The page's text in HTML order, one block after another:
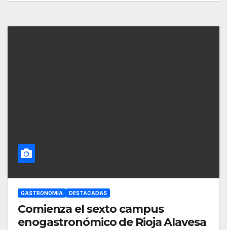
GASTRONOMÍA DESTACADAS
Comienza el sexto campus
enogastronómico de Rioja Alavesa